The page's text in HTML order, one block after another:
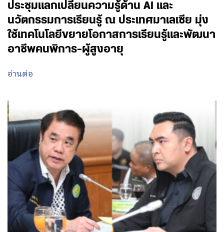
ประชุมแลกเปลี่ยนความรู้ด้าน AI และ
นวัตกรรมการเรียนรู้ ณ ประเทศมาเลเซีย มุ่ง
ใช้เทคโนโลยีขยายโอกาสการเรียนรู้และพัฒนา
อาชีพคนพิการ-ผู้สูงอายุ
อ่านต่อ